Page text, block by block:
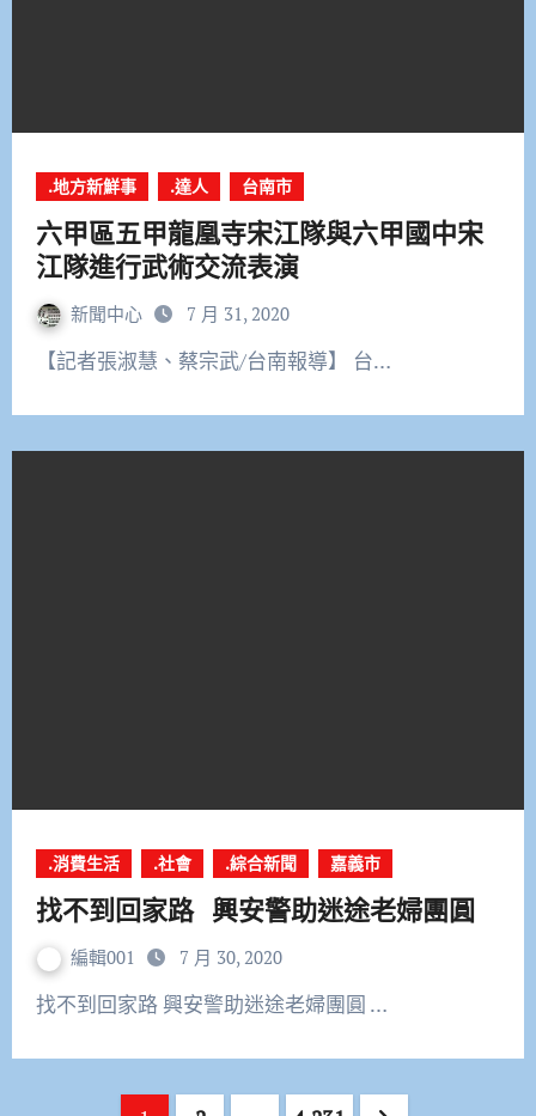
.地方新鮮事 .達人 台南市
六甲區五甲龍凰寺宋江隊與六甲國中宋
江隊進行武術交流表演
新聞中心 7 月 31, 2020
【記者張淑慧、蔡宗武/台南報導】 台…
.消費生活 .社會 .綜合新聞 嘉義市
找不到回家路 興安警助迷途老婦團圓
編輯001 7 月 30, 2020
找不到回家路 興安警助迷途老婦團圓 …